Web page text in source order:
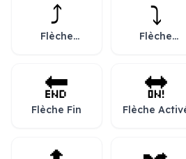
⤴️
Flèche
⤵️
Flèche
🔚
Flèche Fin
🔛
Flèche